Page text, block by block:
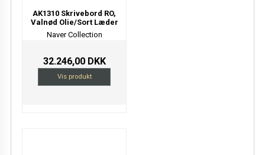
AK1310 Skrivebord RO,
Valnød Olie/Sort Læder
Naver Collection
32.246,00 DKK
Vis produkt